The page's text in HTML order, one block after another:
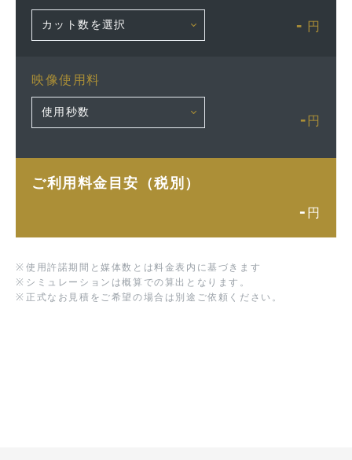
- 円
映像使用料
- 円
ご利用料金目安（税別）
- 円
※ 使用許諾期間と媒体数とは料金表内に基づきます
※ シミュレーションは概算での算出となります。
※ 正式なお見積をご希望の場合は別途ご依頼ください。